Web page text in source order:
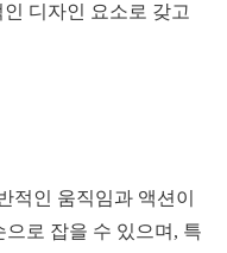
디자인 요소로 갖고
적인 움직임과 액션이
로 잡을 수 있으며, 특